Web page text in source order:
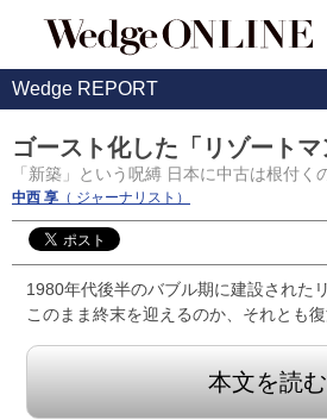
Wedge REPORT
ゴースト化した「リゾート
「新築」という呪縛 日本に中古は根付く
中西 享 （ ジャーナリスト）
1980年代後半のバブル期に建設された
このまま終末を迎えるのか、それとも
本文を読む